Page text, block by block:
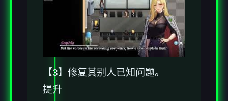
【3】修复其别人已知问题。
提升